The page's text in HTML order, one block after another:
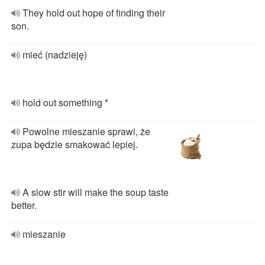
They hold out hope of finding their
son.
mieć (nadzieję)
hold out something *
Powolne mieszanie sprawi, że
zupa będzie smakować lepiej.
A slow stir will make the soup taste
better.
mieszanie